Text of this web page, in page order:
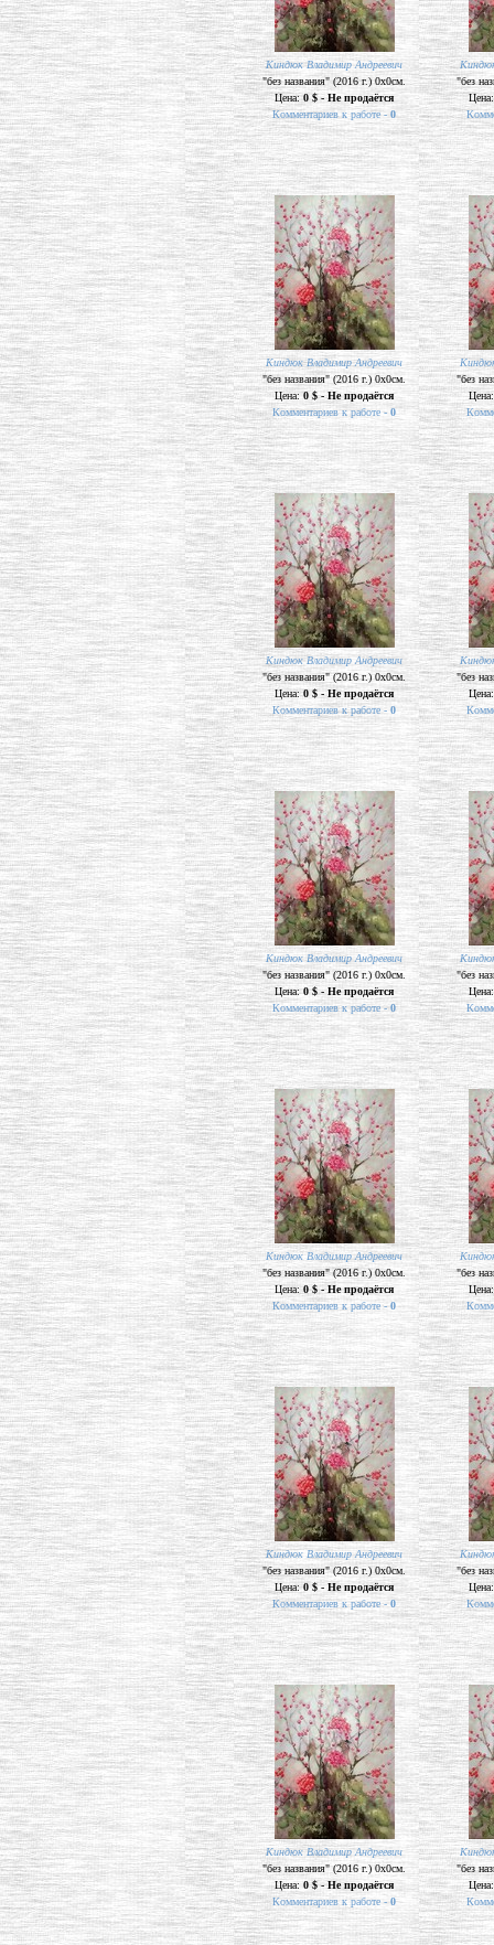
Киндюк Владимир Андреевич
"без названия" (2016 г.) 0х0см.
Цена:0 $ - Не продаётся
Комментариев к работе - 0
"без
Киндюк Владимир Андреевич
"без названия" (2016 г.) 0х0см.
Цена:0 $ - Не продаётся
Комментариев к работе - 0
"без
Киндюк Владимир Андреевич
"без названия" (2016 г.) 0х0см.
Цена:0 $ - Не продаётся
Комментариев к работе - 0
"без
Киндюк Владимир Андреевич
"без названия" (2016 г.) 0х0см.
Цена:0 $ - Не продаётся
Комментариев к работе -0
"без
Киндюк Владимир Андреевич
"без названия" (2016 г.) 0х0см.
Цена: 0 $ - Не продаётся
Комментариев к работе -0
"без
Киндюк Владимир Андреевич
"без названия" (2016 г.) 0х0см.
Цена:0 $ - Не продаётся
Комментариев к работе - 0
"без
Киндюк Владимир Андреевич
"без названия" (2016 г.) 0х0см.
Цена: 0 $ - Не продаётся
Комментариев к работе - 0
"без